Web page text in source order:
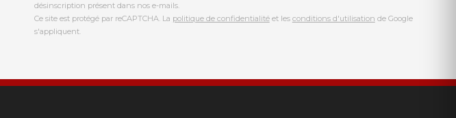
désinscription présent dans nos e-mails.
Ce site est protégé par reCAPTCHA. La politique de confidentialitéet les conditions d'utilisation de Google
s'appliquent.